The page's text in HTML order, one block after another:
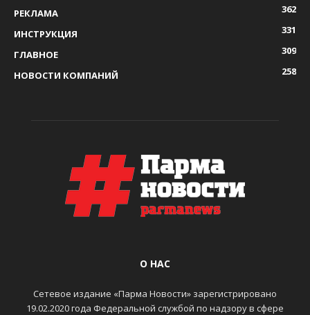
РЕКЛАМА
362
ИНСТРУКЦИЯ
331
ГЛАВНОЕ
309
НОВОСТИ КОМПАНИЙ
258
О НАС
Сетевое издание «Парма Новости» зарегистрировано
19.02.2020 года Федеральной службой по надзору в сфере